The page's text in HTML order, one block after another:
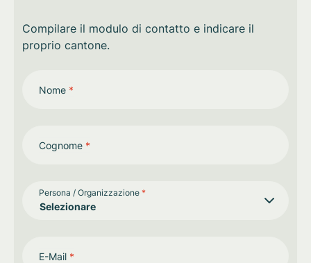
Compilare il modulo di contatto e indicare il
proprio cantone.
Nome *
Cognome *
Persona / Organizzazione *
E-Mail *